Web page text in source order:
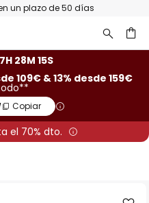
un plazo de 50 días
28M 14S
109€ & 13% desde 159€
Copiar
el 70% dto.